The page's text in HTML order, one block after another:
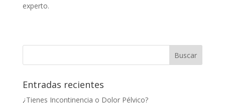
experto.
Entradas recientes
¿Tienes Incontinencia o Dolor Pélvico?